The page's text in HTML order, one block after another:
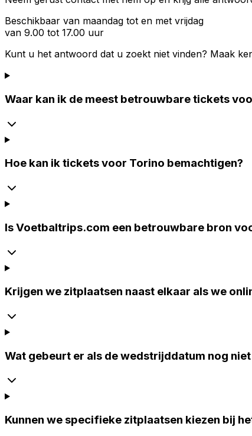
Beschikbaar van maandag tot en met vrijdag
van 9.00 tot 17.00 uur
Kunt u het antwoord dat u zoekt niet vinden? Maak
Waar kan ik de meest betrouwbare tickets
Hoe kan ik tickets voor Torino bemachtigen?
Is Voetbaltrips.com een betrouwbare bron
Krijgen we zitplaatsen naast elkaar als we
Wat gebeurt er als de wedstrijddatum nog
Kunnen we specifieke zitplaatsen kiezen bij